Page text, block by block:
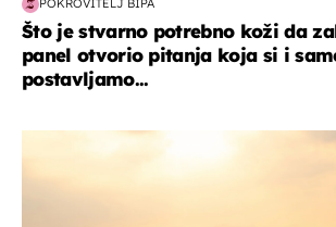
POKROVITELJ BIPA
Što je stvarno potrebno koži da
panel otvorio pitanja koja si i
postavljamo...